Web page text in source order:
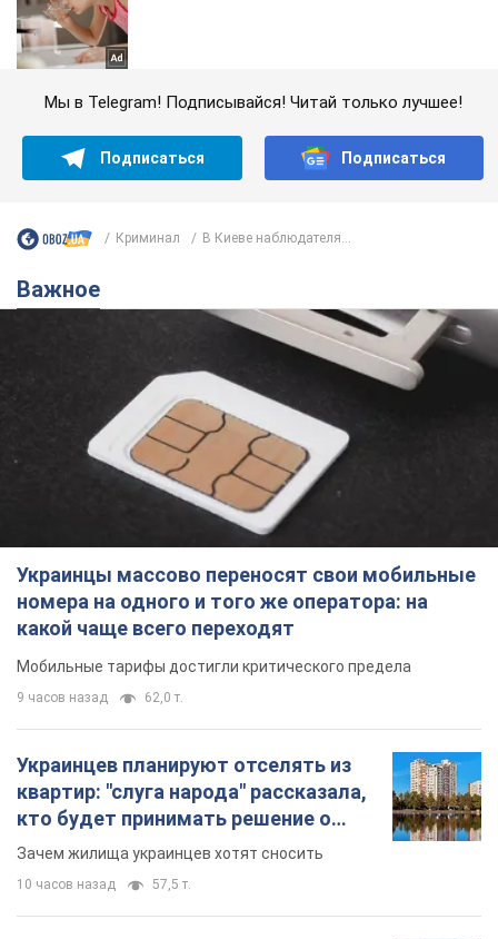
Мы в Telegram! Подписывайся! Читай только лучшее!
Подписаться Подписаться
Криминал В Киеве наблюдателя...
Важное
Украинцы массово переносят свои мобильные
номера на одного и того же оператора: на
какой чаще всего переходят
Мобильные тарифы достигли критического предела
9 часов назад 62,0 т.
Украинцев планируют отселять из
квартир: "слуга народа" рассказала,
кто будет принимать решение о
сносе домов
Зачем жилища украинцев хотят сносить
10 часов назад 57,5 т.